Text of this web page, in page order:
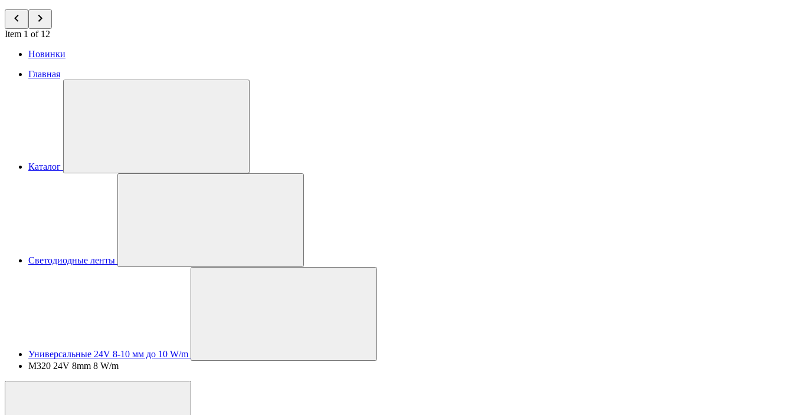
Item 1 of 12
Новинки
Главная
Каталог
Светодиодные ленты
Универсальные 24V 8-10 мм до 10 W/m
M320 24V 8mm 8 W/m